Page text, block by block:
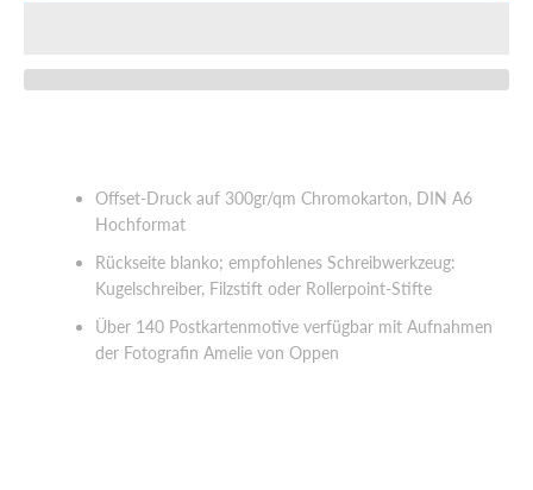
Offset-Druck auf 300gr/qm Chromokarton, DIN A6
Hochformat
Rückseite blanko; empfohlenes Schreibwerkzeug:
Kugelschreiber, Filzstift oder Rollerpoint-Stifte
Über 140 Postkartenmotive verfügbar mit Aufnahmen
der Fotografin Amelie von Oppen